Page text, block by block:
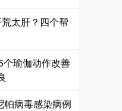
太肝？四个帮
个瑜伽动作改善
帕病毒感染病例